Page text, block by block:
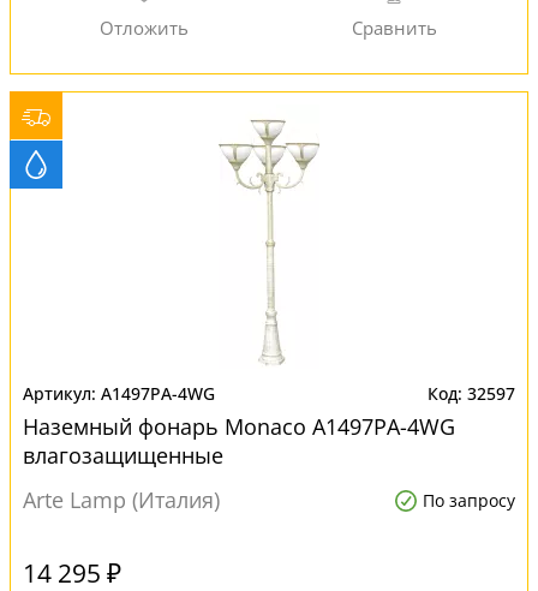
A1497PA-4WG 32597
Наземный фонарь Monaco A1497PA-4WG
влагозащищенные
Arte Lamp (Италия)
По запросу
14 295 ₽